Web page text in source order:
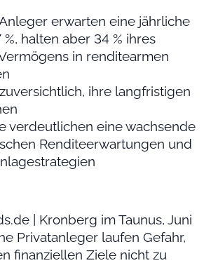
erwarten eine jährliche
%, halten aber 34 % ihres
in renditearmen
ihre langfristigen
verdeutlichen eine wachsende
Renditeerwartungen und
| Kronberg im Taunus, Juni
Privatanleger laufen Gefahr,
finanziellen Ziele nicht zu